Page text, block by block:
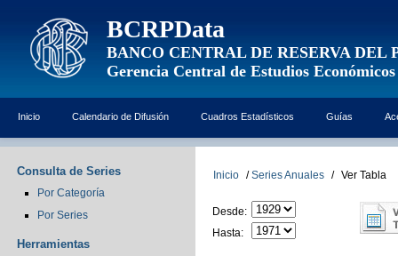
BCRPData
BANCO CENTRAL DE RESERVA DEL
Gerencia Central de Estudios Económicos
Inicio Calendario de Difusión Cuadros Estadísticos Guías
Consulta de Series
Por Categoría
Por Series
Herramientas
Inicio / Series Anuales / Ver Tabla
Desde:
Hasta: